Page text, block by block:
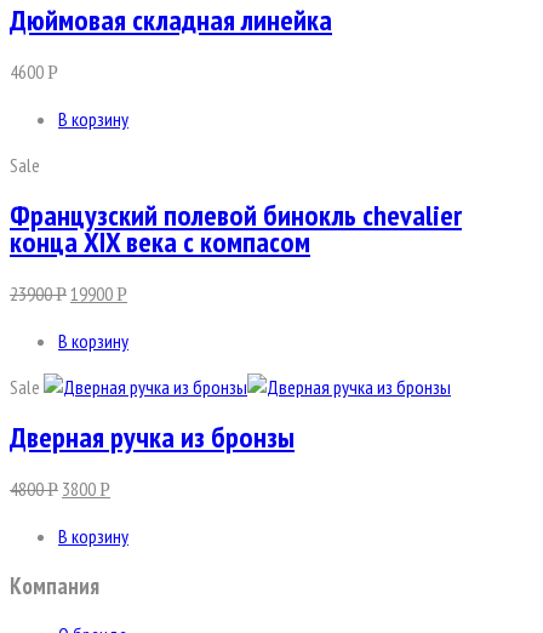
Дюймовая складная линейка
4600Р
В корзину
Sale
Французский полевой бинокль chevalier
конца XIX века с компасом
23900Р19900Р
В корзину
Sale
Дверная ручка из бронзы
4800Р 3800Р
В корзину
Компания